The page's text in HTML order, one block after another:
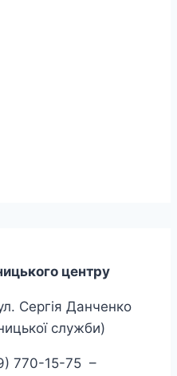
центру
Сергія Данченко
служби)
770-15-75 –